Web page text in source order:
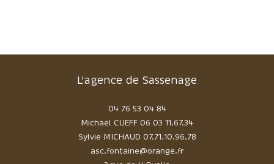
L'agence de Sassenage
04 76 53 04 84
Michael CUEFF 06 03 11.67.34
Sylvie MICHAUD 07.71.10.96.78
asc.fontaine@orange.fr